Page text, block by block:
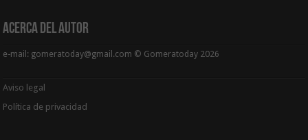
Acerca del Autor
e-mail: gomeratoday@gmail.com © Gomeratoday 2026
Aviso legal
Política de privacidad